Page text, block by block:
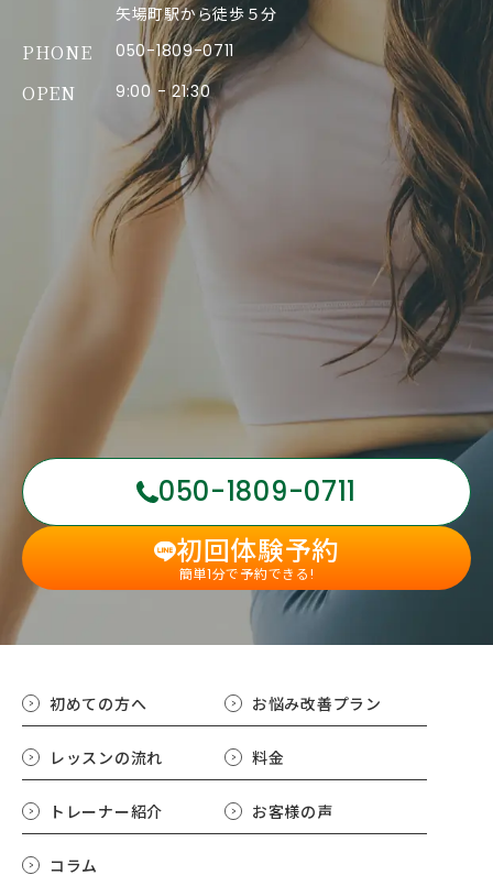
矢場町駅から徒歩５分
PHONE 050-1809-0711
OPEN 9:00 - 21:30
050-1809-0711
初回体験予約
簡単1分で予約できる!
初めての方へ お悩み改善プラン
レッスンの流れ 料金
トレーナー紹介 お客様の声
コラム